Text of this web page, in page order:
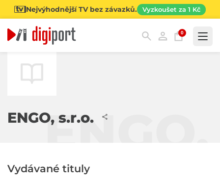
Nejvýhodnější TV bez závazků. Vyzkoušet za 1 Kč
0
Kategorie
ENGO, s.r.o.
Vydávané tituly